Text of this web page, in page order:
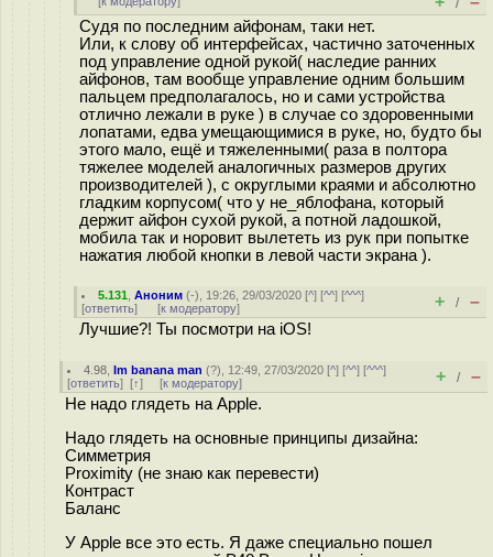
/
Судя по последним айфонам, таки нет.
Или, к слову об интерфейсах, частично заточенных
под управление одной рукой( наследие ранних
айфонов, там вообще управление одним большим
пальцем предполагалось, но и сами устройства
отлично лежали в руке ) в случае со здоровенными
лопатами, едва умещающимися в руке, но, будто бы
этого мало, ещё и тяжеленными( раза в полтора
тяжелее моделей аналогичных размеров других
производителей ), с округлыми краями и абсолютно
гладким корпусом( что у не_яблофана, который
держит айфон сухой рукой, а потной ладошкой,
мобила так и норовит вылететь из рук при попытке
нажатия любой кнопки в левой части экрана ).
5.131 ,Аноним (-), 19:26, 29/03/2020 [^] [^^] [^^^]
[ответить] [к модератору] + / –
Лучшие?! Ты посмотри на iOS!
4.98 ,Im banana man (?), 12:49, 27/03/2020 [^] [^^] [^^^]
[ответить] [↑] [к модератору] + / –
Не надо глядеть на Apple.
Надо глядеть на основные принципы дизайна:
Симметрия
Proximity (не знаю как перевести)
Контраст
Баланс
У Apple все это есть. Я даже специально пошел